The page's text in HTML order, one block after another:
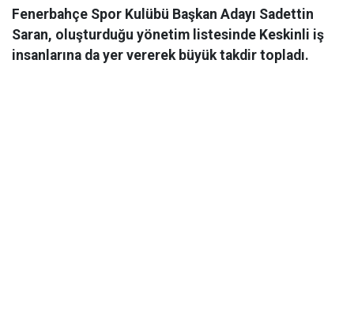
Fenerbahçe Spor Kulübü Başkan Adayı Sadettin
Saran, oluşturduğu yönetim listesinde Keskinli iş
insanlarına da yer vererek büyük takdir topladı.